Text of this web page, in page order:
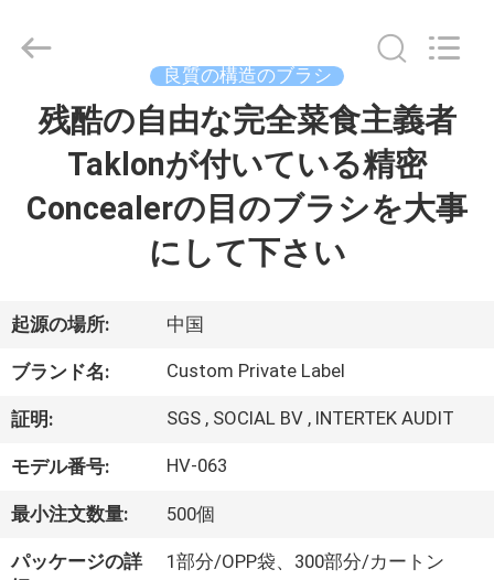
プ
ク
ト
私
達
2017
Chanmy
Cosmetics
良質の構造のブラシ
残酷の自由な完全菜食主義者
Taklonが付いている精密
Concealerの目のブラシを大事
にして下さい
起源の場所: 中国
ブランド名: Custom Private Label
証明: SGS , SOCIAL BV , INTERTEK AUDIT
モデル番号: HV-063
最小注文数量: 500個
パッケージの詳
1部分/OPP袋、300部分/カートン